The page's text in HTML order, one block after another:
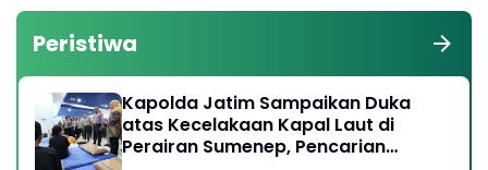
Peristiwa
Kapolda Jatim Sampaikan Duka
atas Kecelakaan Kapal Laut di
Perairan Sumenep, Pencarian